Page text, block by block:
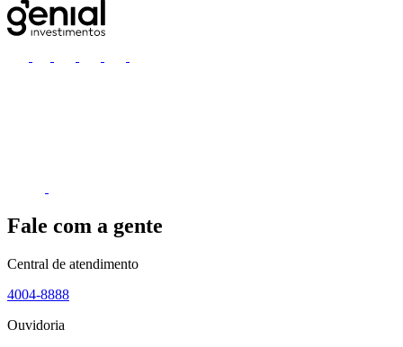
Fale com a gente
Central de atendimento
4004-8888
Ouvidoria